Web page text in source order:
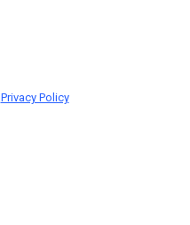
Privacy Policy